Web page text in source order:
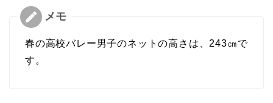
春の高校バレー男子のネットの高さは、243㎝で
す。